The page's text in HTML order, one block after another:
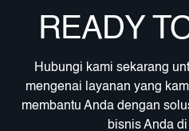
READY
Hubungi kami sekarang
mengenai layanan yang
membantu Anda dengan
bisnis Anda